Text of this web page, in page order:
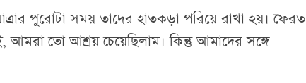
পুরোটা সময় তাদের হাতকড়া পরিয়ে রাখা হয়। ফেরত
তো আশ্রয় চেয়েছিলাম। কিন্তু আমাদের সঙ্গে